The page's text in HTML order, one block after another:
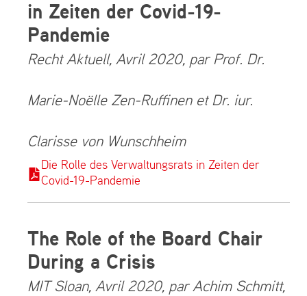
in Zeiten der Covid-19-
Pandemie
Recht Aktuell, Avril 2020, par Prof. Dr.
Marie-Noëlle Zen-Ruffinen et Dr. iur.
Clarisse von Wunschheim
Die Rolle des Verwaltungsrats in Zeiten der
Covid-19-Pandemie
The Role of the Board Chair
During a Crisis
MIT Sloan, Avril 2020, par Achim Schmitt,